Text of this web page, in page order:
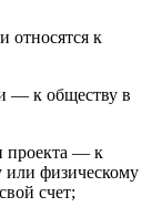
относятся к
— к обществу в
проекта — к
или физическому
счет;